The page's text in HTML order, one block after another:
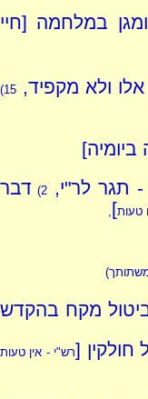
במלחמה [חיי
ולא מקפיד, 15)
- תגר לר"י,2)
דבר
טעות]
ביטול מקח בהקדש
חולקין [רש"י - אין טעות